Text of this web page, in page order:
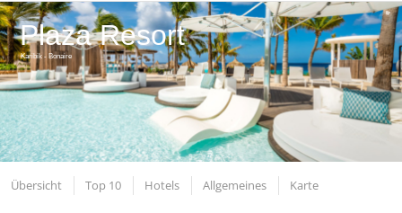
Plaza Resort
Karibik - Bonaire
Übersicht Top 10 Hotels Allgemeines Karte